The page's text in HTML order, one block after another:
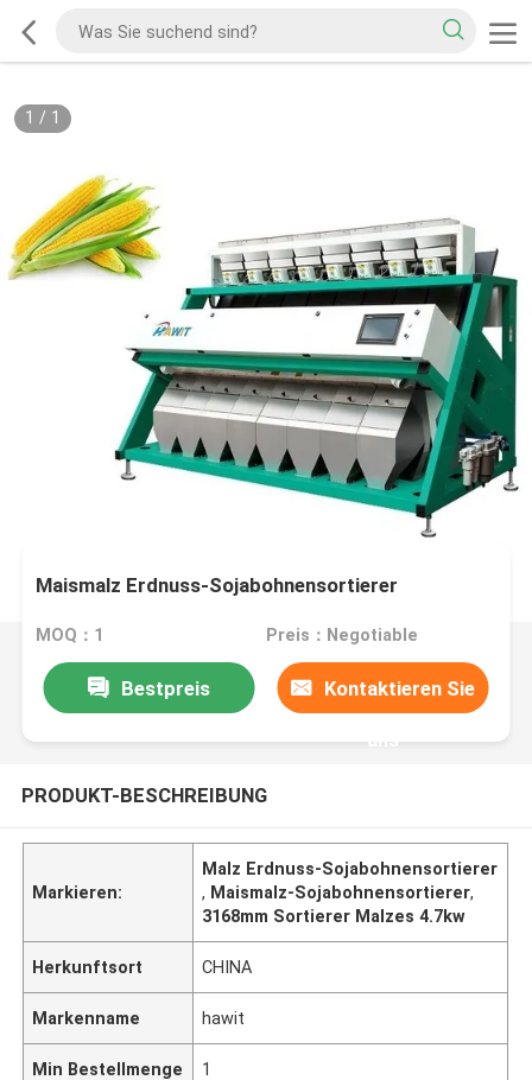
1 / 1
Maismalz Erdnuss-Sojabohnensortierer
MOQ：1 Preis：Negotiable
Bestpreis Kontaktieren Sie
uns
PRODUKT-BESCHREIBUNG
Markieren:
Malz Erdnuss-Sojabohnensortierer
, Maismalz-Sojabohnensortierer,
3168mm Sortierer Malzes 4.7kw
Herkunftsort CHINA
Markenname hawit
Min Bestellmenge 1